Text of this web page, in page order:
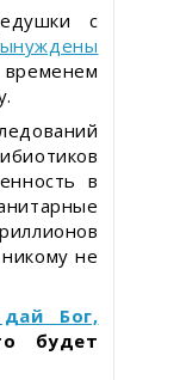
с
в
не
Бог,
будет